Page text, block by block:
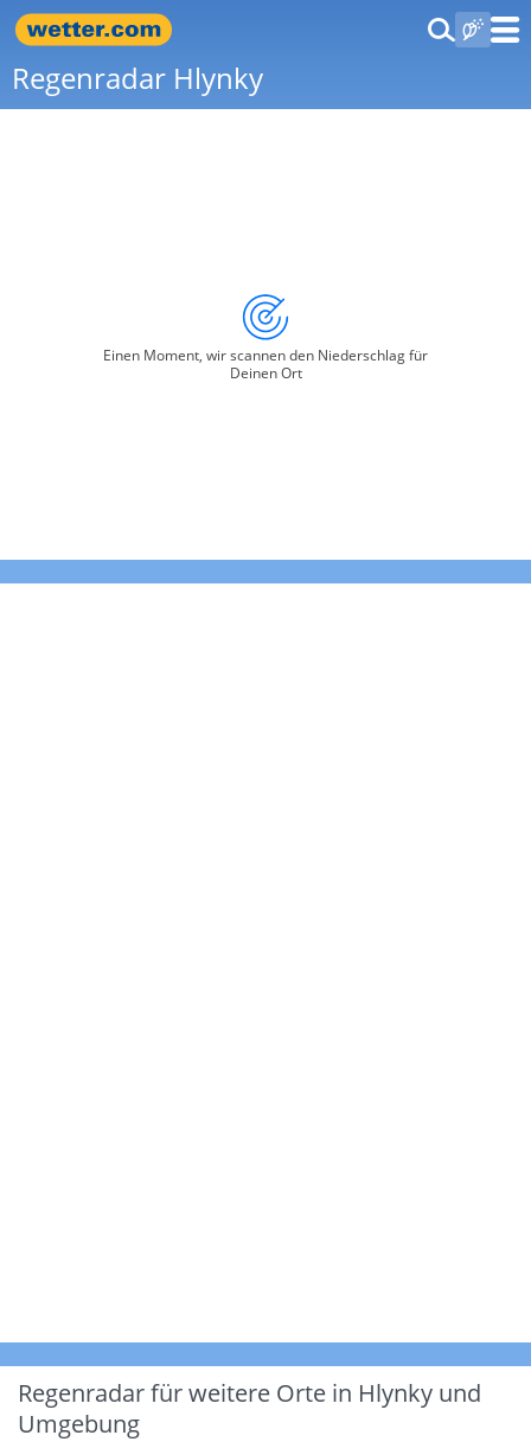
Regenradar Hlynky
Einen Moment, wir scannen den Niederschlag für
Deinen Ort
Regenradar für weitere Orte in Hlynky und
Umgebung